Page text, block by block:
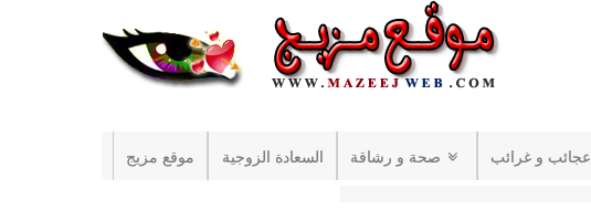
موقع مزيج السعادة الزوجية صحة و رشاقة عجائب و غرائب